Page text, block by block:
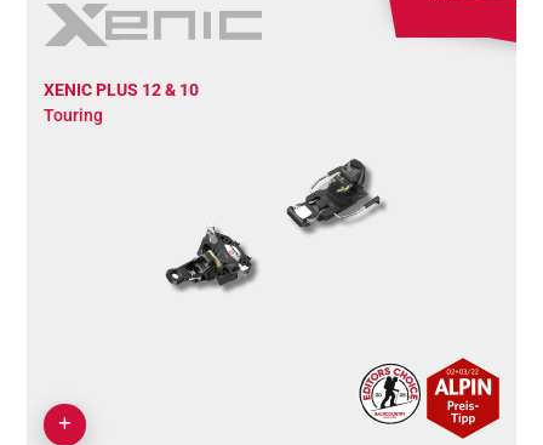
XENIC PLUS 12 & 10
Touring